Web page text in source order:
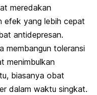
meredakan
efek yang lebih cepat
antidepresan.
membangun toleransi
menimbulkan
biasanya obat
dalam waktu singkat.